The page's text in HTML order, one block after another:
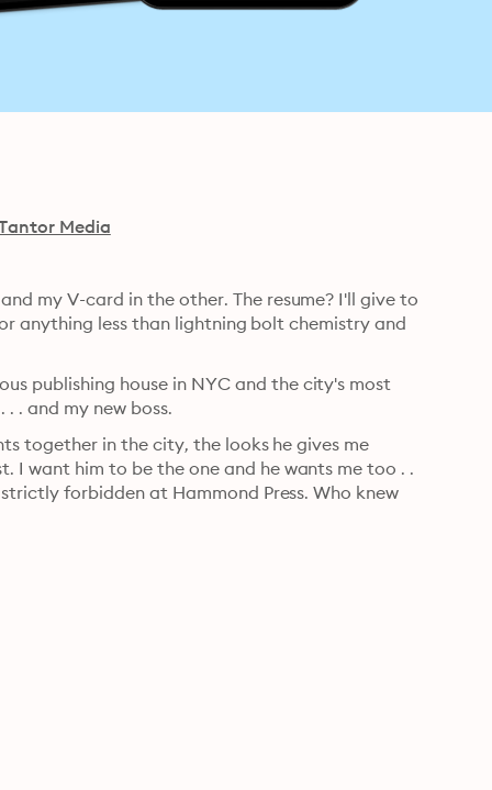
Media
my V-card in the other. The resume? I'll give to
anything less than lightning bolt chemistry and
publishing house in NYC and the city's most
. and my new boss.
together in the city, the looks he gives me
I want him to be the one and he wants me too . .
forbidden at Hammond Press. Who knew